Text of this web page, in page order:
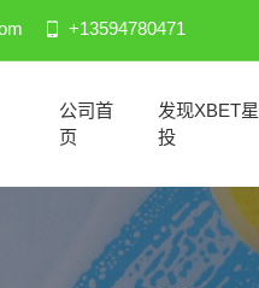
+13594780471
公司首
页
发现XBET星
投